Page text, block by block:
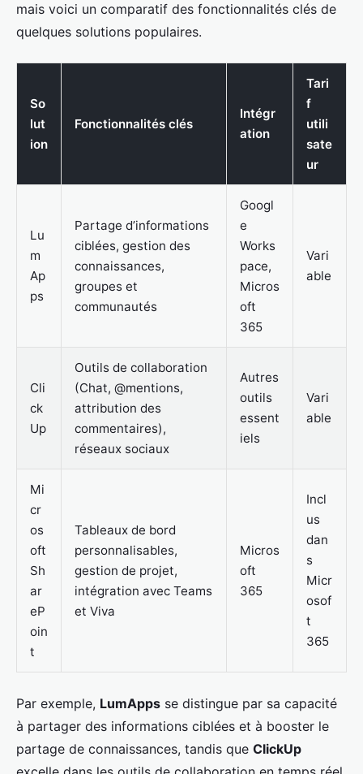
mais voici un comparatif des fonctionnalités clés de
quelques solutions populaires.
So
lut
ion
Fonctionnalités clés
Intégr
ation
Tari
f
utili
sate
ur
Lu
m
Ap
ps
Partage d’informations
ciblées, gestion des
connaissances,
groupes et
communautés
Googl
e
Works
pace,
Micros
oft
365
Vari
able
Cli
ck
Up
Outils de collaboration
(Chat, @mentions,
attribution des
commentaires),
réseaux sociaux
Autres
outils
essent
iels
Vari
able
Mi
cr
os
oft
Sh
ar
eP
oin
t
Tableaux de bord
personnalisables,
gestion de projet,
intégration avec Teams
et Viva
Micros
oft
365
Incl
us
dan
s
Micr
osof
t
365
Par exemple, LumApps se distingue par sa capacité
à partager des informations ciblées et à booster le
partage de connaissances, tandis que ClickUp